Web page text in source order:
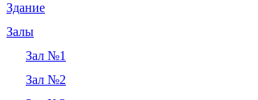
Здание
Залы
Зал №1
Зал №2